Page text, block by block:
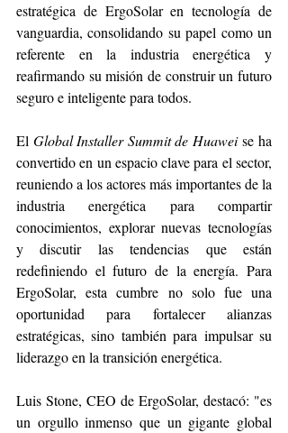
estratégica de ErgoSolar en tecnología de
vanguardia, consolidando su papel como un
referente en la industria energética y
reafirmando su misión de construir un futuro
seguro e inteligente para todos.
El Global Installer Summit de Huawei se ha
convertido en un espacio clave para el sector,
reuniendo a los actores más importantes de la
industria energética para compartir
conocimientos, explorar nuevas tecnologías
y discutir las tendencias que están
redefiniendo el futuro de la energía. Para
ErgoSolar, esta cumbre no solo fue una
oportunidad para fortalecer alianzas
estratégicas, sino también para impulsar su
liderazgo en la transición energética.
Luis Stone, CEO de ErgoSolar, destacó: "es
un orgullo inmenso que un gigante global